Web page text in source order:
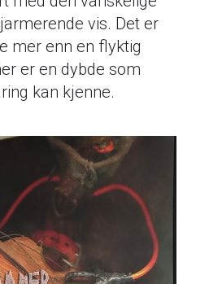
vis. Det er
mer enn en flyktig
er en dybde som
kan kjenne.